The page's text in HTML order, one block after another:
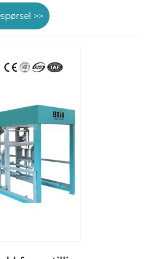
>>